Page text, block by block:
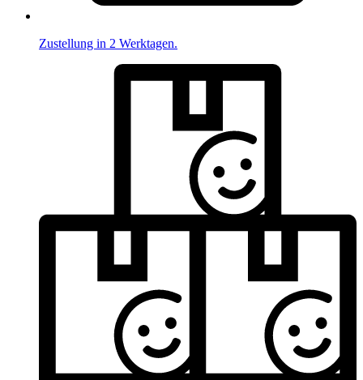
Zustellung in 2 Werktagen.